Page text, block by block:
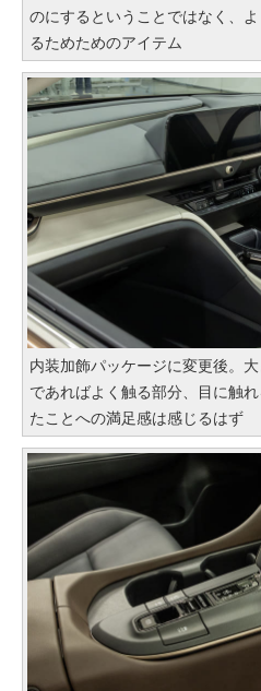
のにするということではなく、
るためためのアイテム
内装加飾パッケージに変更後。
であればよく触る部分、目に触
たことへの満足感は感じるはず